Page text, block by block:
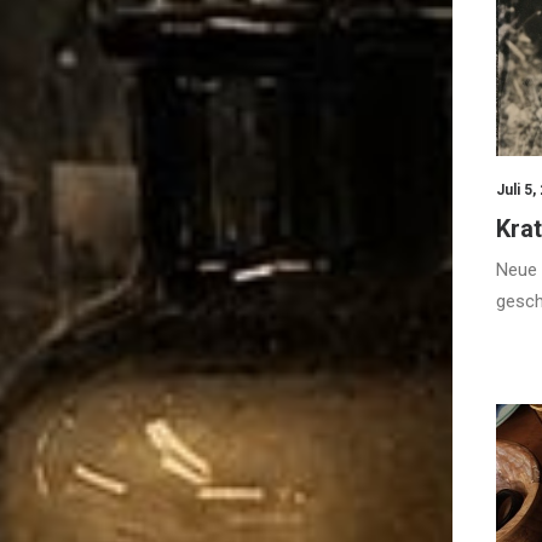
Juli 5,
Neue